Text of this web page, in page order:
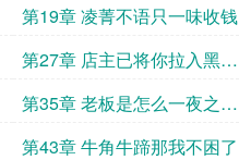
第19章 凌菁不语只一味收钱
第27章 店主已将你拉入黑名
单
第35章 老板是怎么一夜之间
弄出来这么多东西的
第43章 牛角牛蹄那我不困了